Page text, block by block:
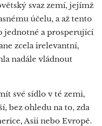
svaz zemí, jejímž
účelu, a až tento
jednotné a prosperující
zcela irelevantní,
nadále vládnout
své sídlo v té zemi,
bez ohledu na to, zda
Asii nebo Evropě.